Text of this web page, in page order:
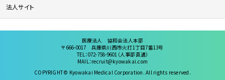
法人サイト
医療法人 協和会法人本部
〒666-0017 兵庫県川西市火打1丁目7番13号
TEL：072-758-9601（人事部直通）
MAIL：recruit@kyowakai.com
COPYRIGHT © Kyowakai Medical Corporation. All rights reserved.